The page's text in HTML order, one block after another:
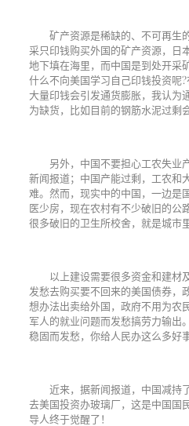
矿产资源是稀缺的、不可再生
采只印钱购买外国的矿产资源，日
地下填在海里，而中国是到处开采
什么不向美国学习自己印钱投资呢?
大量印钱会引发通货膨胀，我认为
为缺货，比如目前的钢筋水泥过剩
另外，中国不要担心工农失业
新闻报道；中国产能过剩，工农和
难。然而，现实中的中国，一边是
医少房，现在农村有不少破旧的公
很多破旧的卫生所校舍，就是城市
以上建设需要很多资金和建材
发愁去购买要不回来的美国债券，
想办法出卖给外国，政府不用为农
军人的就业问题而发愁搞劳力输出
稳固而发愁，你给人民办这么多好
近来，据新闻报道，中国减持
去美国投资办玻璃厂，这是中国国
导人终于觉醒了！